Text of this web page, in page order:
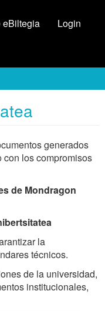
eBiltegia Login
generados
los compromisos
de Mondragon
la
técnicos.
de la universidad,
institucionales,